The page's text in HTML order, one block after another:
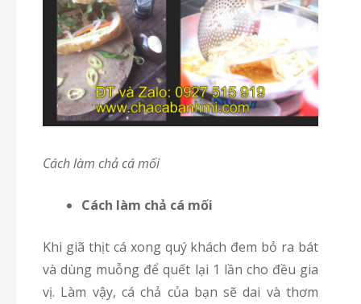
Cách làm chả cá mối
Cách làm chả cá mối
Khi giã thịt cá xong quý khách đem bỏ ra bát
và dùng muỗng để quết lại 1 lần cho đều gia
vị. Làm vậy, cá chả của bạn sẽ dai và thơm